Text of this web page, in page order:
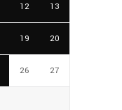
12 13
19 20
26 27